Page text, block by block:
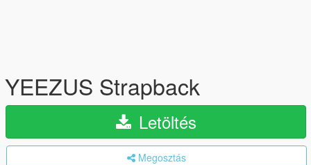
YEEZUS Strapback
Letöltés
Megosztás